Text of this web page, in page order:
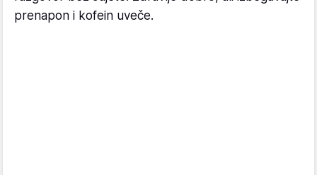
prenapon i kofein uveče.